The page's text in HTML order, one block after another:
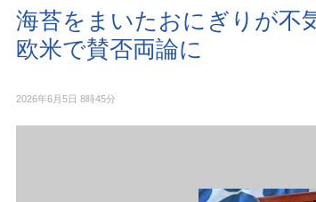
海苔をまいたおにぎりが不
欧米で賛否両論に
2026年6月5日 8時45分